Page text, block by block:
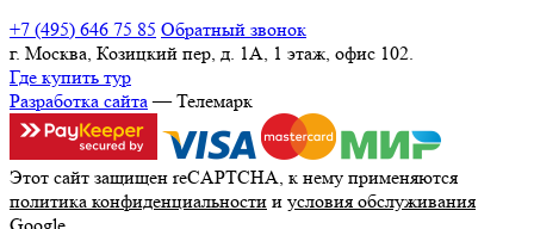
+7 (495) 646 75 85 Обратный звонок
г. Москва, Козицкий пер, д. 1А, 1 этаж, офис 102.
Где купить тур
Разработка сайта— Телемарк
Этот сайт защищен reCAPTCHA, к нему применяются
политика конфиденциальности и условия обслуживания